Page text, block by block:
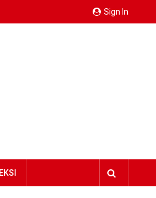
Sign In